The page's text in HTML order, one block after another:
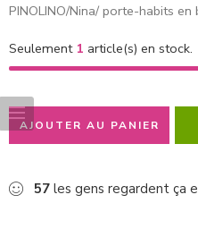
PINOLINO/Nina/ porte-habits en
Seulement 1 article(s) en stock.
AJOUTER AU PANIER
57 les gens regardent ça